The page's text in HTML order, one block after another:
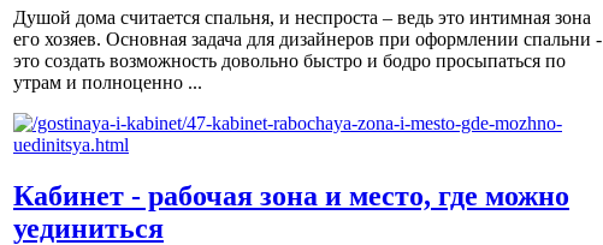
Душой дома считается спальня, и неспроста – ведь это интимная зона
его хозяев. Основная задача для дизайнеров при оформлении спальни -
это создать возможность довольно быстро и бодро просыпаться по
утрам и полноценно ...
Кабинет - рабочая зона и место, где можно
уединиться